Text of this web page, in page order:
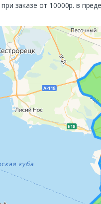
заказе от 10000р. в